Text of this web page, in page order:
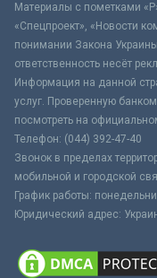
Материалы с пометками
«Спецпроект», «Новости
понимании Закона
ответственность несёт
Информация на данной
услуг. Проверенную
посмотреть на
Телефон: (044) 392-47-40
Звонок в пределах
мобильной и городской
График работы:
Юридический адрес: